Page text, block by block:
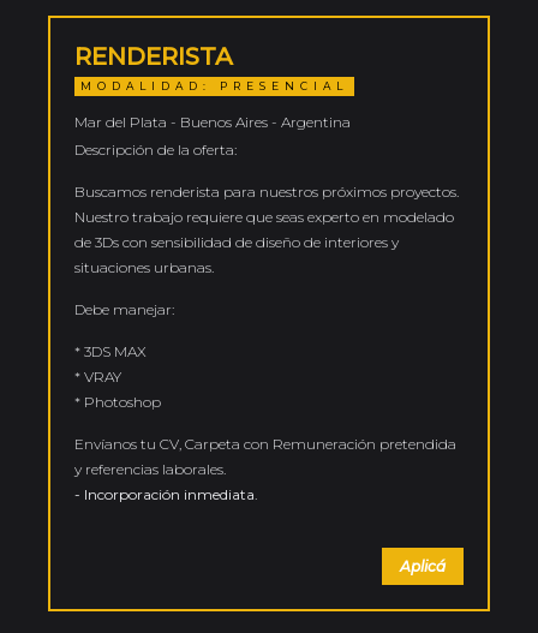
RENDERISTA
MODALIDAD: PRESENCIAL
Mar del Plata - Buenos Aires - Argentina
Descripción de la oferta:
Buscamos renderista para nuestros próximos proyectos.
Nuestro trabajo requiere que seas experto en modelado
de 3Ds con sensibilidad de diseño de interiores y
situaciones urbanas.
Debe manejar:
* 3DS MAX
* VRAY
* Photoshop
Envíanos tu CV, Carpeta con Remuneración pretendida
y referencias laborales.
- Incorporación inmediata.
Aplicá